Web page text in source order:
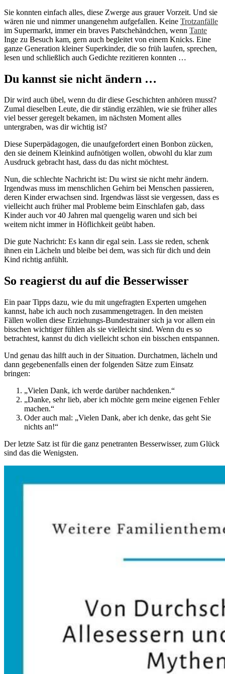
Sie konnten einfach alles, diese Zwerge aus grauer Vorzeit. Und sie
wären nie und nimmer unangenehm aufgefallen. Keine Trotzanfälle
im Supermarkt, immer ein braves Patschehändchen, wenn Tante
Inge zu Besuch kam, gern auch begleitet von einem Knicks. Eine
ganze Generation kleiner Superkinder, die so früh laufen, sprechen,
lesen und schließlich auch Gedichte rezitieren konnten …
Du kannst sie nicht ändern …
Dir wird auch übel, wenn du dir diese Geschichten anhören musst?
Zumal dieselben Leute, die dir ständig erzählen, wie sie früher alles
viel besser geregelt bekamen, im nächsten Moment alles
untergraben, was dir wichtig ist?
Diese Superpädagogen, die unaufgefordert einen Bonbon zücken,
den sie deinem Kleinkind aufnötigen wollen, obwohl du klar zum
Ausdruck gebracht hast, dass du das nicht möchtest.
Nun, die schlechte Nachricht ist: Du wirst sie nicht mehr ändern.
Irgendwas muss im menschlichen Gehirn bei Menschen passieren,
deren Kinder erwachsen sind. Irgendwas lässt sie vergessen, dass es
vielleicht auch früher mal Probleme beim Einschlafen gab, dass
Kinder auch vor 40 Jahren mal quengelig waren und sich bei
weitem nicht immer in Höflichkeit geübt haben.
Die gute Nachricht: Es kann dir egal sein. Lass sie reden, schenk
ihnen ein Lächeln und bleibe bei dem, was sich für dich und dein
Kind richtig anfühlt.
So reagierst du auf die Besserwisser
Ein paar Tipps dazu, wie du mit ungefragten Experten umgehen
kannst, habe ich auch noch zusammengetragen. In den meisten
Fällen wollen diese Erziehungs-Bundestrainer sich ja vor allem ein
bisschen wichtiger fühlen als sie vielleicht sind. Wenn du es so
betrachtest, kannst du dich vielleicht schon ein bisschen entspannen.
Und genau das hilft auch in der Situation. Durchatmen, lächeln und
dann gegebenenfalls einen der folgenden Sätze zum Einsatz
bringen:
„Vielen Dank, ich werde darüber nachdenken.“
„Danke, sehr lieb, aber ich möchte gern meine eigenen Fehler
machen.“
Oder auch mal: „Vielen Dank, aber ich denke, das geht Sie
nichts an!“
Der letzte Satz ist für die ganz penetranten Besserwisser, zum Glück
sind das die Wenigsten.